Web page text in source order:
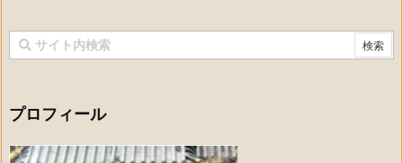
プロフィール